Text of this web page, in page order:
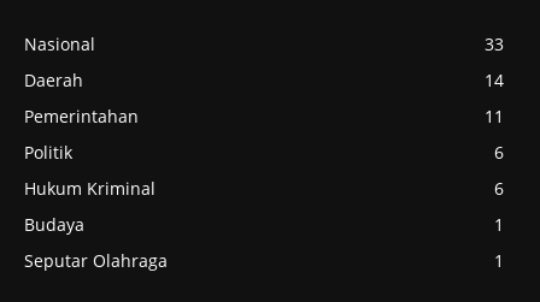
Nasional
33
Daerah
14
Pemerintahan
11
Politik
6
Hukum Kriminal
6
Budaya
1
Seputar Olahraga
1